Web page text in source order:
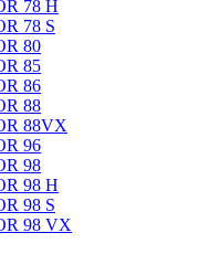
78 H
78 S
80
85
86
88
88VX
96
98
98 H
98 S
98 VX